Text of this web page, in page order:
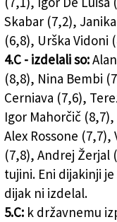
Skabar (7,2),
(6,8), Urška Vidoni
4.C - izdelali so:
(8,8), Nina Bembi
Cerniava (7,6),
Igor Mahorčič
Alex Rossone
(7,8), Andrej Žerjal
tujini. Eni dijakinji
dijak ni izdelal.
5.C: k državnemu